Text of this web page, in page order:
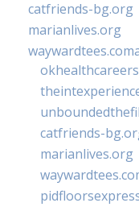
catfriends-bg.org
marianlives.org
catfriends-
marianlives.org